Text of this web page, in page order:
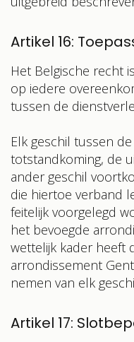
Artikel 16:
Het Belgische recht
op iedere
tussen de
Elk geschil tussen
totstandkoming, de
ander geschil
die hiertoe verband
feitelijk voorgelegd
het bevoegde
wettelijk kader heeft
arrondissement
nemen van elk
Artikel 17: